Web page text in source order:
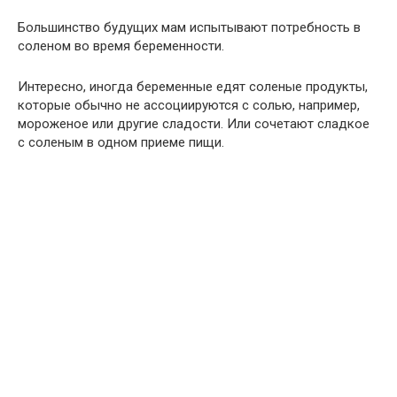
Большинство будущих мам испытывают потребность в
соленом во время беременности.
Интересно, иногда беременные едят соленые продукты,
которые обычно не ассоциируются с солью, например,
мороженое или другие сладости. Или сочетают сладкое
с соленым в одном приеме пищи.